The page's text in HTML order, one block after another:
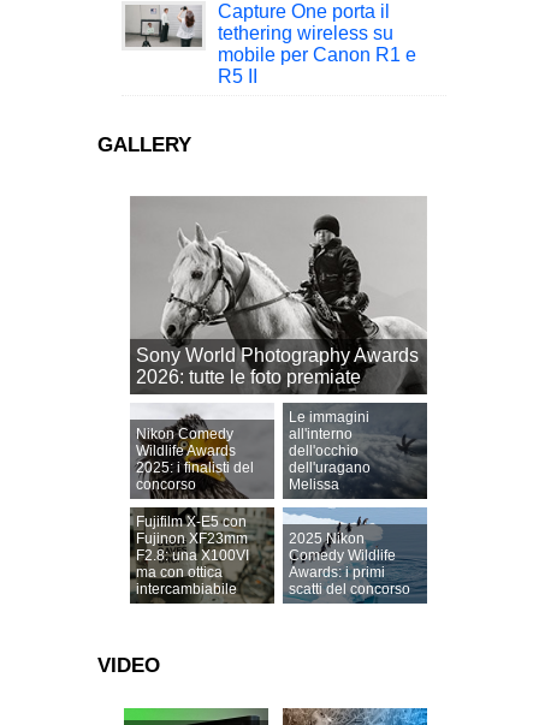
Capture One porta il
tethering wireless su
mobile per Canon R1 e
R5 II
GALLERY
Sony World Photography Awards
2026: tutte le foto premiate
Nikon Comedy
Wildlife Awards
2025: i finalisti del
concorso
Le immagini
all'interno
dell'occhio
dell'uragano
Melissa
Fujifilm X-E5 con
Fujinon XF23mm
F2.8: una X100VI
ma con ottica
intercambiabile
2025 Nikon
Comedy Wildlife
Awards: i primi
scatti del concorso
VIDEO